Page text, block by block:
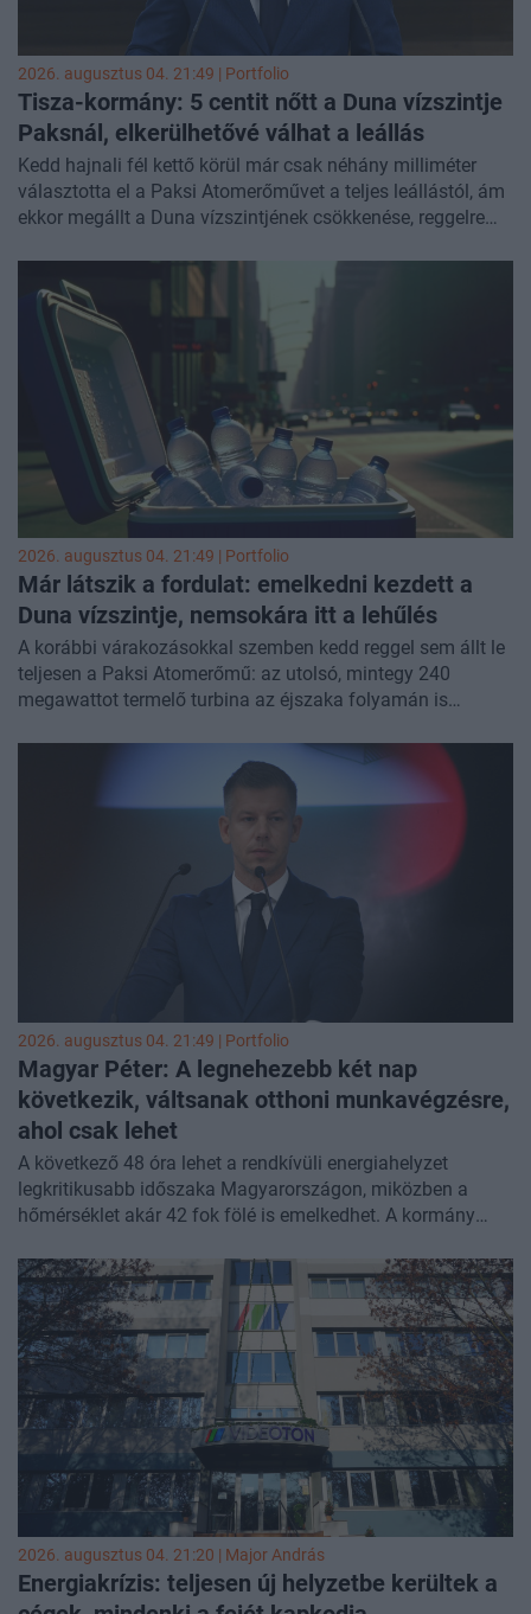
2026. augusztus 04. 21:49 | Portfolio
Tisza-kormány: 5 centit nőtt a Duna vízszintje
Paksnál, elkerülhetővé válhat a leállás
Kedd hajnali fél kettő körül már csak néhány milliméter
választotta el a Paksi Atomerőművet a teljes leállástól, ám
ekkor megállt a Duna vízszintjének csökkenése, reggelre
esti bejelentése szerint mostanra az 5 centimétert is elérte.
Ennek köszönhetően az erőmű utolsó, még termelő, 240
megawattos turbinája egyelőre stabilan üzemel, amely
jelentősen megkönnyítheti a többi blokk újraindítását is.
Eközben hétfőn rendkívüli energiakrízis-intézkedésekről
döntött a kormány, elállt a zuglói irodakomplexum
megvásárlásától, több fontos személyi döntést is
bejelentett, valamint új gazdaságpolitikai lépéseket
ismertetett.
2026. augusztus 04. 21:49 | Portfolio
Már látszik a fordulat: emelkedni kezdett a
Duna vízszintje, nemsokára itt a lehűlés
A korábbi várakozásokkal szemben kedd reggel sem állt le
teljesen a Paksi Atomerőmű: az utolsó, mintegy 240
megawattot termelő turbina az éjszaka folyamán is
újabb komoly terhelés vár, és országszerte 37–41 fokos
csúcshőmérséklet jön a nap folyamán. A meleg várhatóan
csütörtökön tetőzik, szombatra jelentős lehűlés jön.
energiatakarékossági bejelentései. Cikkünk folyamatosan
frissül a konkrét bejelentésekkel, időjárási és vízügyi
2026. augusztus 04. 21:49 | Portfolio
Magyar Péter: A legnehezebb két nap
következik, váltsanak otthoni munkavégzésre,
ahol csak lehet
A következő 48 óra lehet a rendkívüli energiahelyzet
legkritikusabb időszaka Magyarországon, miközben a
hőmérséklet akár 42 fok fölé is emelkedhet. A kormány
szükség esetén kötelező korlátozásokat is elrendelhet,
enyhülést pedig a pénteken érkező hidegfront hozhat.
2026. augusztus 04. 21:20 | Major András
Energiakrízis: teljesen új helyzetbe kerültek a